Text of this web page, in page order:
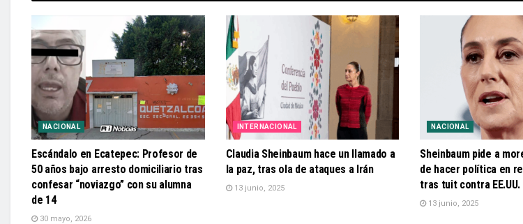
NACIONAL
Escándalo en Ecatepec: Profesor de
50 años bajo arresto domiciliario tras
confesar “noviazgo” con su alumna
de 14
30 mayo, 2026
INTERNACIONAL
Claudia Sheinbaum hace un llamado a
la paz, tras ola de ataques a Irán
13 junio, 2025
NACIONAL
Sheinbaum pide a
de hacer política en
tras tuit contra EE.UU.
13 junio, 2025